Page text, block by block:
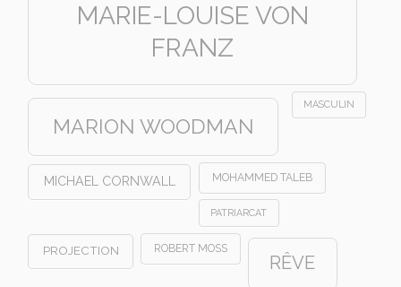
MARIE-LOUISE VON
FRANZ
MARION WOODMAN
MASCULIN
MICHAEL CORNWALL MOHAMMED TALEB
PATRIARCAT
PROJECTION ROBERT MOSS
RÊVE